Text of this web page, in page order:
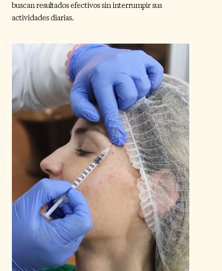
buscan resultados efectivos sin interrumpir sus
actividades diarias.